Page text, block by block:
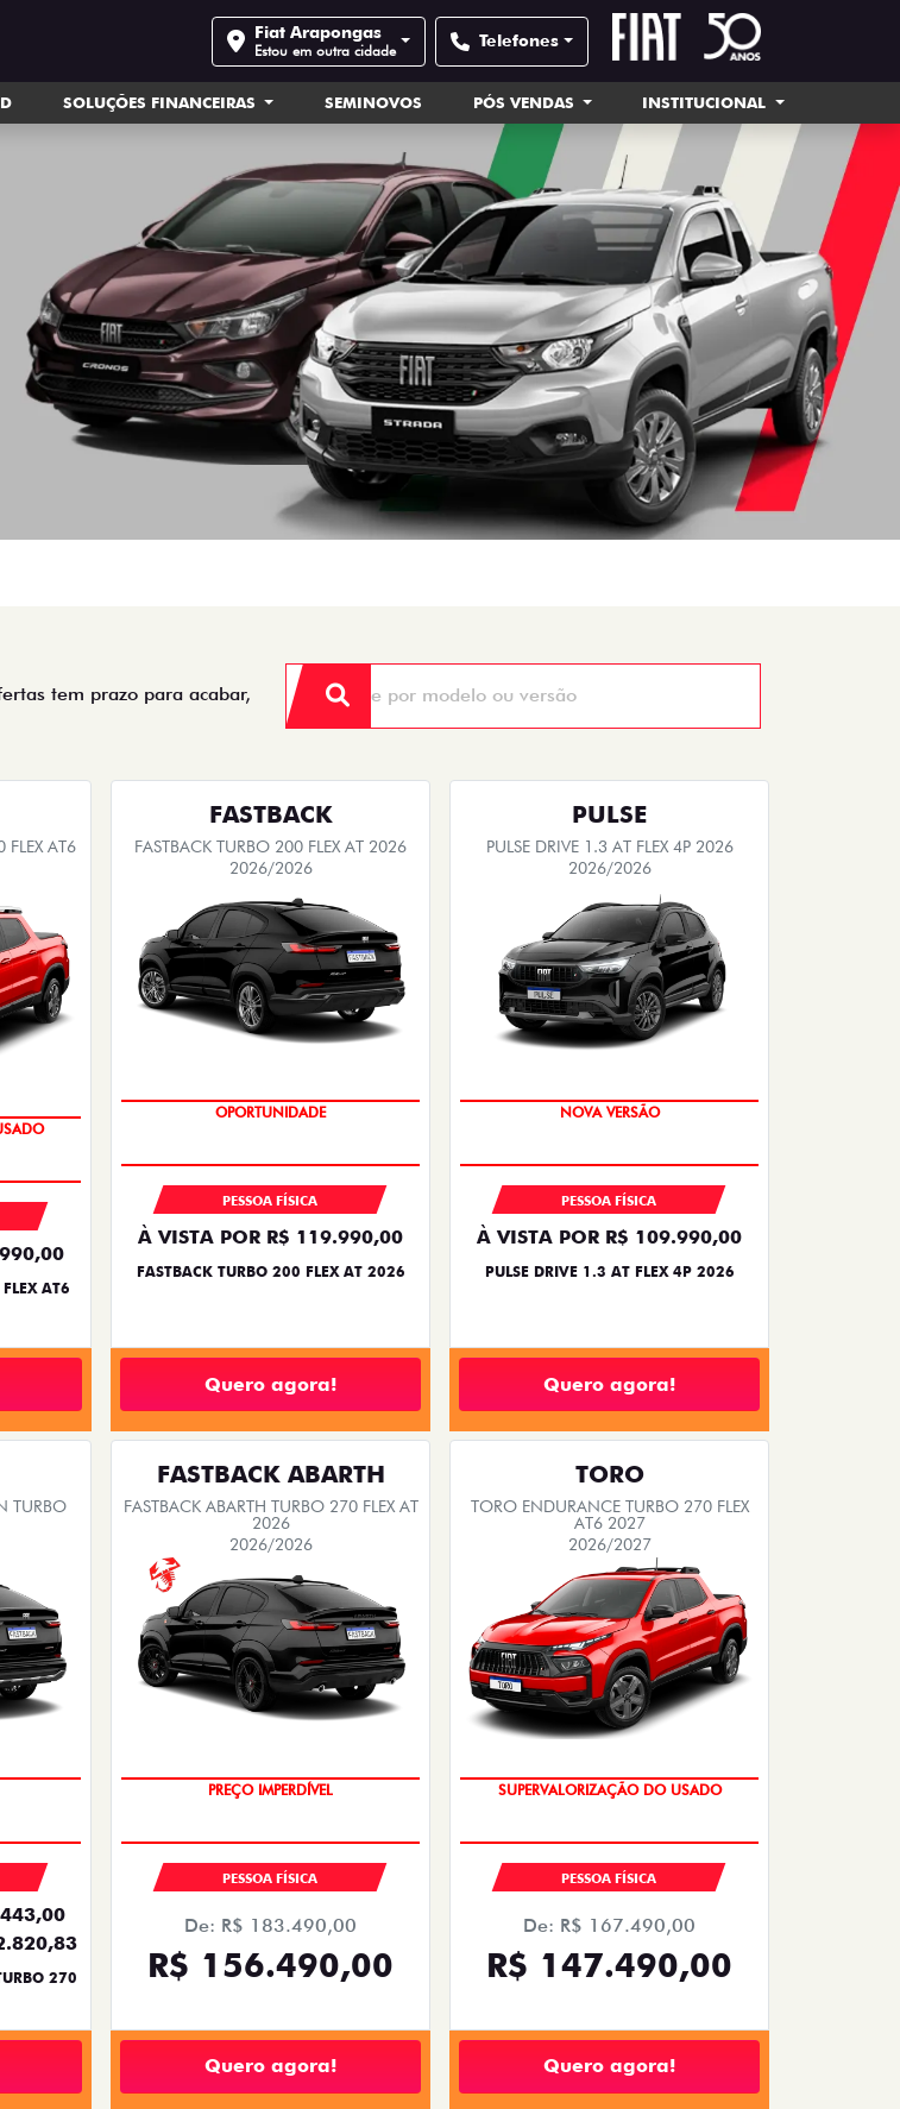
Fiat Arapongas
Estou em outra cidade Telefones
SOLUÇÕES FINANCEIRAS SEMINOVOS PÓS VENDAS INSTITUCIONAL
tem prazo para acabar,
FLEX AT6
AT6
FASTBACK
FASTBACK TURBO 200 FLEX AT 2026
2026/2026
OPORTUNIDADE
PESSOA FÍSICA
À VISTA POR R$ 119.990,00
FASTBACK TURBO 200 FLEX AT 2026
Quero agora!
PULSE
PULSE DRIVE 1.3 AT FLEX 4P 2026
2026/2026
NOVA VERSÃO
PESSOA FÍSICA
À VISTA POR R$ 109.990,00
PULSE DRIVE 1.3 AT FLEX 4P 2026
Quero agora!
TURBO
270
FASTBACK ABARTH
FASTBACK ABARTH TURBO 270 FLEX AT
2026
2026/2026
PREÇO IMPERDÍVEL
PESSOA FÍSICA
De: R$ 183.490,00
R$ 156.490,00
Quero agora!
TORO
TORO ENDURANCE TURBO 270 FLEX
AT6 2027
2026/2027
SUPERVALORIZAÇÃO DO USADO
PESSOA FÍSICA
De: R$ 167.490,00
R$ 147.490,00
Quero agora!